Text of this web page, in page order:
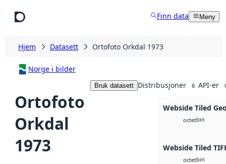
Finn data Meny
Hjem Datasett Ortofoto Orkdal 1973
Norge i bilder
Ortofoto
Orkdal
1973
Bruk datasett Distribusjoner 8 API-er
Webside Tiled
octetbin
Webside Tiled
octetbin